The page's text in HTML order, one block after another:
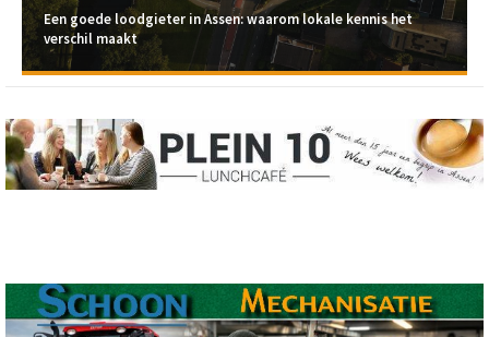
Een goede loodgieter in Assen: waarom lokale kennis het
verschil maakt